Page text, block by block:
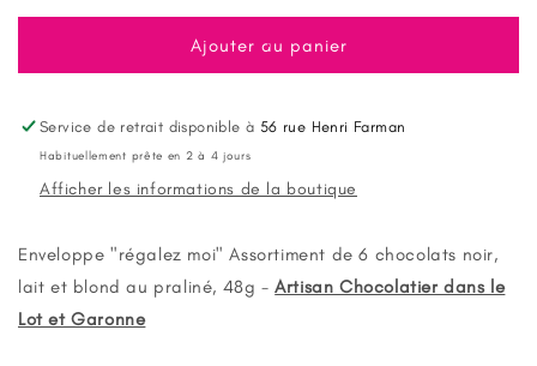
quantité
Enveloppe
cheque
cadeaux
quantité
Enveloppe
cheque
cadeaux
Ajouter au panier
Service de retrait disponible à 56 rue Henri Farman
Habituellement prête en 2 à 4 jours
Afficher les informations de la boutique
Enveloppe "régalez moi" Assortiment de 6 chocolats noir,
lait et blond au praliné, 48g -Artisan Chocolatier dans le
Lot et Garonne